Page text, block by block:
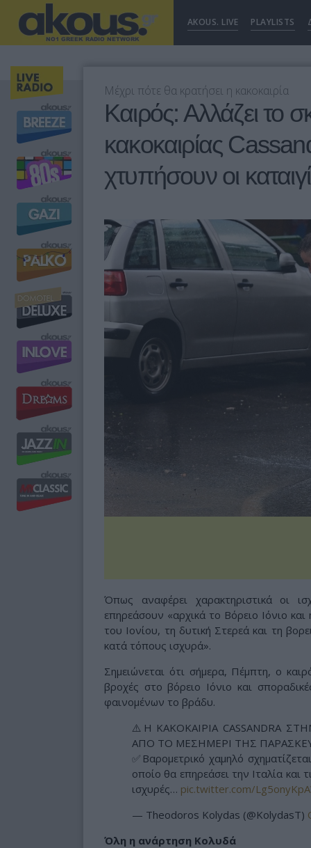
AKOUS. LIVE PLAYLISTS
Μέχρι πότε θα κρατήσει η κακοκαιρία
Καιρός: Αλλάζει το
κακοκαιρίας
χτυπήσουν οι
Όπως αναφέρει χαρακτηριστικά οι
επηρεάσουν «αρχικά το Βόρειο Ιόνιο
του Ιονίου, τη δυτική Στερεά και τη
κατά τόπους ισχυρά».
Σημειώνεται ότι σήμερα, Πέμπτη, ο
βροχές στο βόρειο Ιόνιο και
φαινομένων το βράδυ.
⚠️Η ΚΑΚΟΚΑΙΡΙΑ CASSANDRA
ΑΠΟ ΤΟ ΜΕΣΗΜΕΡΙ ΤΗΣ
✅Βαρομετρικό χαμηλό
οποίο θα επηρεάσει την Ιταλία
ισχυρές… pic.twitter.com/
— Theodoros Kolydas (@KolydasT)
Όλη η ανάρτηση Κολυδά